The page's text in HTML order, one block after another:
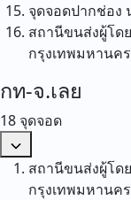
จุดจอดปากช่อง
สถานีขนส่งผู้โด
กรุงเทพมหานคร
กท-จ.เลย
18 จุดจอด
สถานีขนส่งผู้โด
กรุงเทพมหานคร